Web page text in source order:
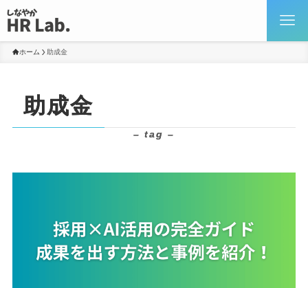
ホーム 助成金
助成金
– tag –